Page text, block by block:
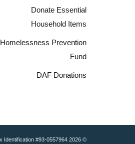
Donate Essential
Household Items
Homelessness Prevention
Fund
DAF Donations
© 2026 Impact NW - 501(c)(3) Tax Identification #93-0557964 |